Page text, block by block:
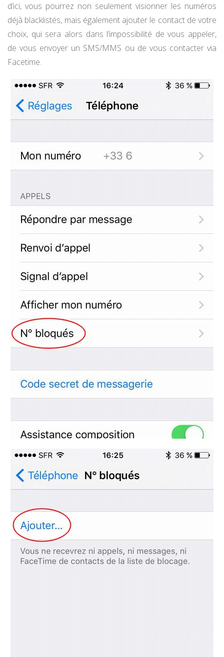
d’ici, vous pourrez non seulement visionner les numéros
déjà blacklistés, mais également ajouter le contact de votre
choix, qui sera alors dans l’impossibilité de vous appeler,
de vous envoyer un SMS/MMS ou de vous contacter via
Facetime.